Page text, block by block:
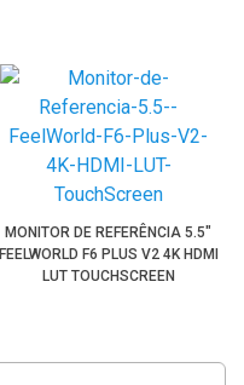
MONITOR DE REFERÊNCIA 5.5"
FEELWORLD F6 PLUS V2 4K HDMI
LUT TOUCHSCREEN